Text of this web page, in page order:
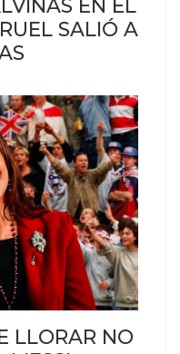
EN EL
SALIÓ A
LLORAR NO